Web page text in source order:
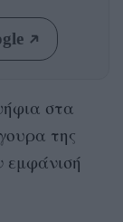
στα
της
εμφάνισή